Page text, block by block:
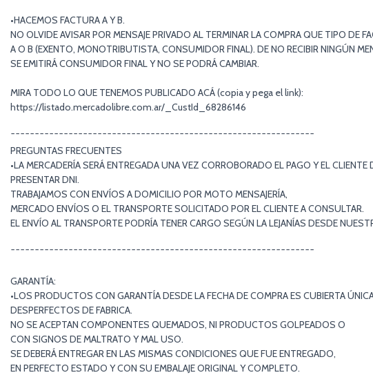
•HACEMOS FACTURA A Y B.
NO OLVIDE AVISAR POR MENSAJE PRIVADO AL TERMINAR LA COMPRA QUE TIPO DE
A O B (EXENTO, MONOTRIBUTISTA, CONSUMIDOR FINAL). DE NO RECIBIR NINGÚN
SE EMITIRÁ CONSUMIDOR FINAL Y NO SE PODRÁ CAMBIAR.
MIRA TODO LO QUE TENEMOS PUBLICADO ACÁ (copia y pega el link):
https://listado.mercadolibre.com.ar/_CustId_68286146
¯¯¯¯¯¯¯¯¯¯¯¯¯¯¯¯¯¯¯¯¯¯¯¯¯¯¯¯¯¯¯¯¯¯¯¯¯¯¯¯¯¯¯¯¯¯¯¯¯¯¯¯¯¯¯¯¯¯¯¯¯¯¯
PREGUNTAS FRECUENTES
•LA MERCADERÍA SERÁ ENTREGADA UNA VEZ CORROBORADO EL PAGO Y EL CLIENTE
PRESENTAR DNI.
TRABAJAMOS CON ENVÍOS A DOMICILIO POR MOTO MENSAJERÍA,
MERCADO ENVÍOS O EL TRANSPORTE SOLICITADO POR EL CLIENTE A CONSULTAR.
EL ENVÍO AL TRANSPORTE PODRÍA TENER CARGO SEGÚN LA LEJANÍAS DESDE
¯¯¯¯¯¯¯¯¯¯¯¯¯¯¯¯¯¯¯¯¯¯¯¯¯¯¯¯¯¯¯¯¯¯¯¯¯¯¯¯¯¯¯¯¯¯¯¯¯¯¯¯¯¯¯¯¯¯¯¯¯¯¯
GARANTÍA:
•LOS PRODUCTOS CON GARANTÍA DESDE LA FECHA DE COMPRA ES CUBIERTA
DESPERFECTOS DE FABRICA.
NO SE ACEPTAN COMPONENTES QUEMADOS, NI PRODUCTOS GOLPEADOS O
CON SIGNOS DE MALTRATO Y MAL USO.
SE DEBERÁ ENTREGAR EN LAS MISMAS CONDICIONES QUE FUE ENTREGADO,
EN PERFECTO ESTADO Y CON SU EMBALAJE ORIGINAL Y COMPLETO.